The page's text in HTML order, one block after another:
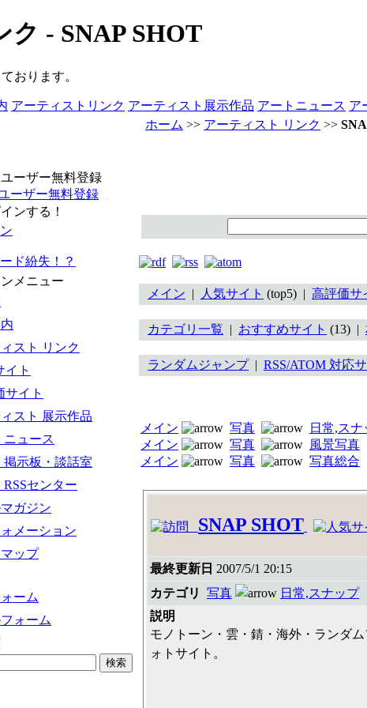
- SNAP SHOT
おります。
アーティストリンク アーティスト展示作品 アートニュース ア
ーザー無料登録
ンする！
ド紛失！？
ンメニュー
スト リンク
イト
サイト
スト 展示作品
ニュース
掲示板・談話室
RSSセンター
ガジン
メーション
ップ
ーム
ォーム
ホーム >> アーティスト リンク >>
メイン | 人気サイト (top5) | 高評価サ
カテゴリ一覧 | おすすめサイト (13) |
ランダムジャンプ| RSS/ATOM 対応
メイン 写真
日常,スナ
メイン
写真
風景写真
メイン
写真 写真総合
SNAP SHOT
最終更新日 2007/5/1 20:15
カテゴリ
写真 日常,スナップ
説明
モノトーン・雲・錆・海外・ランダ
ォトサイト。